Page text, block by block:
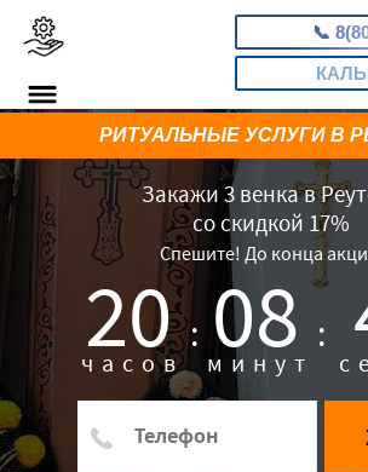
📞
Закажи 3 венка в
со скидкой 17%
Спешите! До конца
20 :
часов 08 :
минут
РИТУАЛЬНЫЕ УСЛУГИ В